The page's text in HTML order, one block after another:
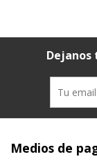
Dejanos
Medios de